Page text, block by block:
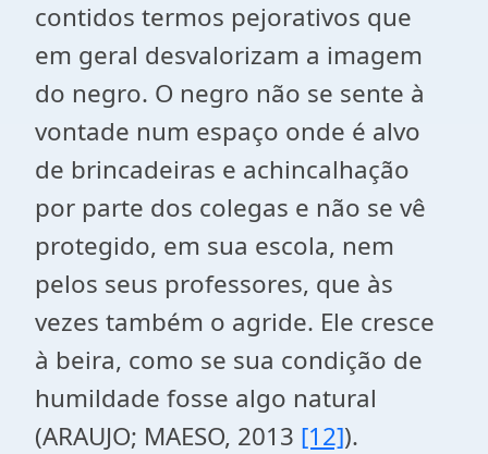
contidos termos pejorativos que
em geral desvalorizam a imagem
do negro. O negro não se sente à
vontade num espaço onde é alvo
de brincadeiras e achincalhação
por parte dos colegas e não se vê
protegido, em sua escola, nem
pelos seus professores, que às
vezes também o agride. Ele cresce
à beira, como se sua condição de
humildade fosse algo natural
(ARAUJO; MAESO, 2013 [12]).